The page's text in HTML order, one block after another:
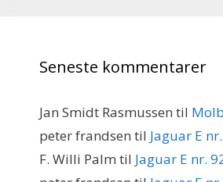
Seneste kommentarer
Jan Smidt Rasmussen til
peter frandsen til Jaguar E
F. Willi Palm til Jaguar E nr.